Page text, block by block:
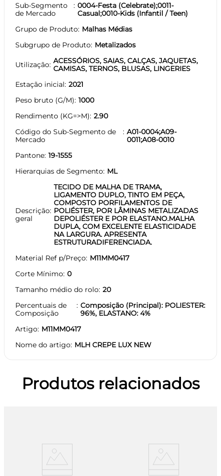
Sub-Segmento
de Mercado
0004-Festa (Celebrate);0011-
Casual;0010-Kids (Infantil / Teen)
Grupo de Produto Malhas Médias
Subgrupo de Produto Metalizados
Utilização ACESSÓRIOS, SAIAS, CALÇAS, JAQUETAS,
CAMISAS, TERNOS, BLUSAS, LINGERIES
Estação inicial 2021
Peso bruto (G/M) 1000
Rendimento (KG=>M) 2.90
Código do Sub-Segmento de
Mercado
A01-0004;A09-
0011;A08-0010
Pantone 19-1555
Hierarquias de Segmento ML
Descrição
geral
TECIDO DE MALHA DE TRAMA,
LIGAMENTO DUPLO, TINTO EM PEÇA,
COMPOSTO PORFILAMENTOS DE
POLIÉSTER, POR LÂMINAS METALIZADAS
DEPOLIÉSTER E POR ELASTANO.MALHA
DUPLA, COM EXCELENTE ELASTICIDADE
NA LARGURA. APRESENTA
ESTRUTURADIFERENCIADA.
Material Ref p/Preço M11MM0417
Corte Mínimo 0
Tamanho médio do rolo 20
Percentuais de
Composição
Composição (Principal): POLIESTER:
96%, ELASTANO: 4%
Artigo M11MM0417
Nome do artigo MLH CREPE LUX NEW
Produtos relacionados